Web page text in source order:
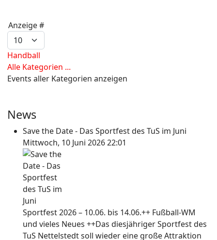
Limite der Paginierungsliste
Anzeige #
Handball
Alle Kategorien ...
Events aller Kategorien anzeigen
News
Save the Date - Das Sportfest des TuS im Juni
Mittwoch, 10 Juni 2026 22:01
Sportfest 2026 – 10.06. bis 14.06.++ Fußball-WM
und vieles Neues ++Das diesjähriger Sportfest des
TuS Nettelstedt soll wieder eine große Attraktion